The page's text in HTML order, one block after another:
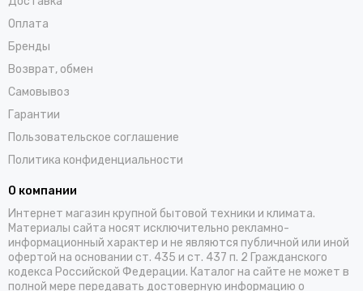
Оплата
Бренды
Возврат, обмен
Самовывоз
Гарантии
Пользовательское соглашение
Политика конфиденциальности
О компании
Интернет магазин крупной бытовой техники и климата.
Материалы сайта носят исключительно рекламно-
информационный характер и не являются публичной или иной
офертой на основании ст. 435 и ст. 437 п. 2 Гражданского
кодекса Российской Федерации. Каталог на сайте не может в
полной мере передавать достоверную информацию о